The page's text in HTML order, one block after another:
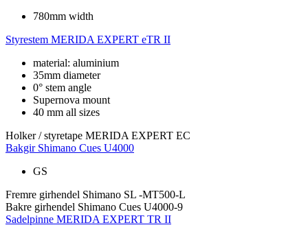
780mm width
Styrestem MERIDA EXPERT eTR II
material: aluminium
35mm diameter
0° stem angle
Supernova mount
40 mm all sizes
Holker / styretape MERIDA EXPERT EC
Bakgir Shimano Cues U4000
GS
Fremre girhendel Shimano SL -MT500-L
Bakre girhendel Shimano Cues U4000-9
Sadelpinne MERIDA EXPERT TR II